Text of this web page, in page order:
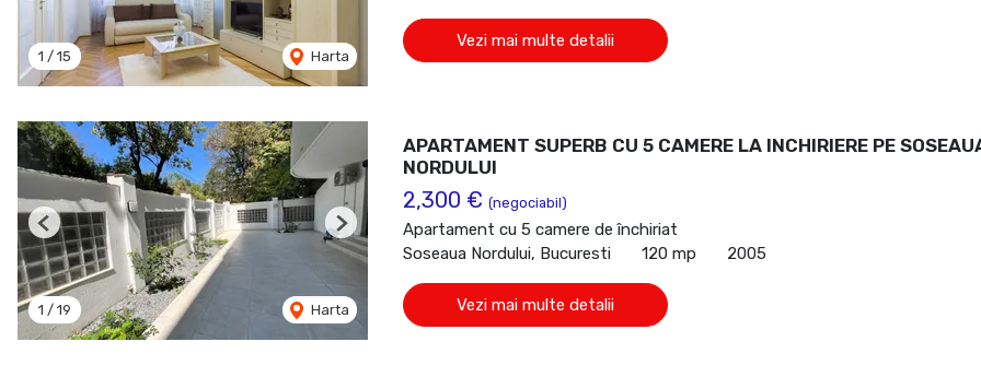
1 / 15 Harta
Vezi mai multe detalii
1 / 19 Harta
Previous Next
APARTAMENT SUPERB CU 5 CAMERE LA INCHIRIERE PE
NORDULUI
2,300 € (negociabil)
Apartament cu 5 camere de închiriat
Soseaua Nordului, Bucuresti
120 mp 2005
Vezi mai multe detalii